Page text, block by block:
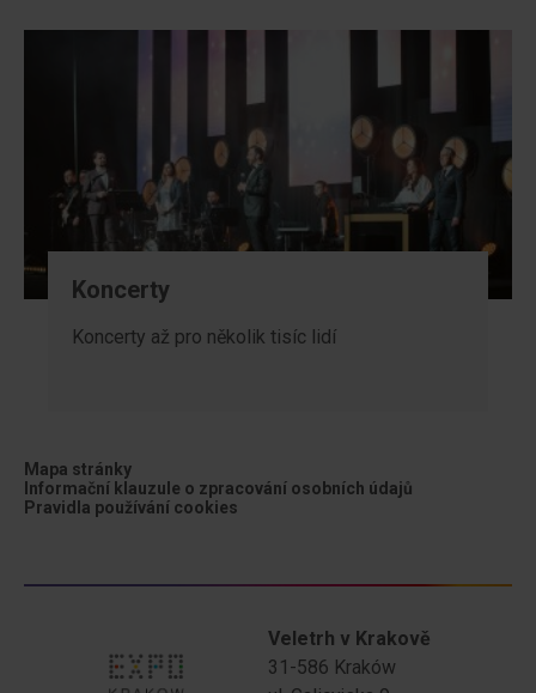
Koncerty
Koncerty až pro několik tisíc lidí
menu stopka
Mapa stránky
Informační klauzule o zpracování osobních údajů
Pravidla používání cookies
Veletrh v Krakově
31-586 Kraków